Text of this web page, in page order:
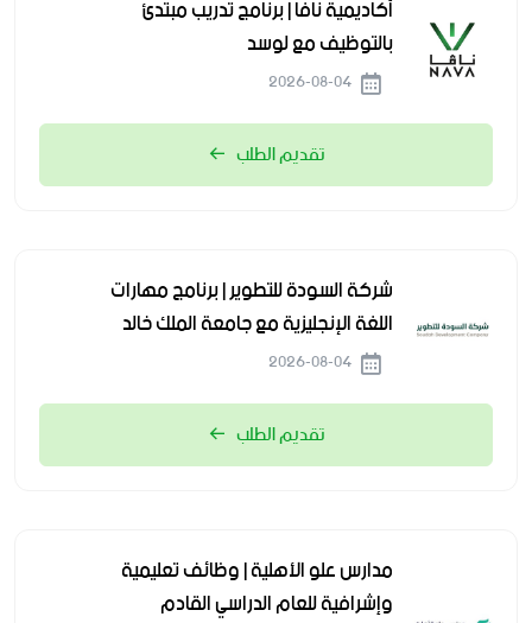
أكاديمية نافا | برنامج تدريب مبتدئ
بالتوظيف مع لوسد
تقديم الطلب
شركة السودة للتطوير | برنامج مهارات
اللغة الإنجليزية مع جامعة الملك خالد
تقديم الطلب
مدارس علو الأهلية | وظائف تعليمية
وإشرافية للعام الدراسي القادم